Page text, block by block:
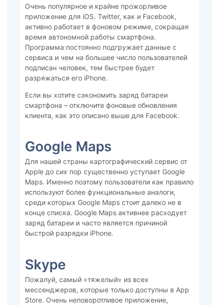
Очень популярное и крайне прожорливое
приложение для iOS. Twitter, как и Facebook,
активно работает в фоновом режиме, сокращая
время автономной работы смартфона.
Программа постоянно подгружает данные с
сервиса и чем на большее число пользователей
подписан человек, тем быстрее будет
разряжаться его iPhone.
Если вы хотите сэкономить заряд батареи
смартфона – отключите фоновые обновления
клиента, как это описано выше для Facebook.
Google Maps
Для нашей страны картографический сервис от
Apple до сих пор существенно уступает Google
Maps. Именно поэтому пользователи как правило
используют более функциональные аналоги,
среди которых Google Maps стоит далеко не в
конце списка. Google Maps активнее расходует
заряд батареи и часто является причиной
быстрой разрядки iPhone.
Skype
Пожалуй, самый «тяжелый» из всех
мессенджеров, которые только доступны в App
Store. Очень неповоротливое приложение,